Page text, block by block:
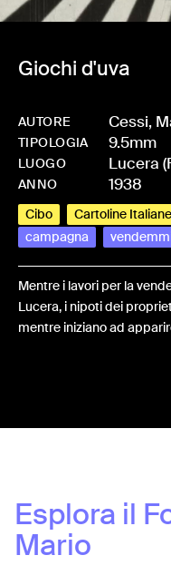
Giochi d'uva
AUTORE Cessi,
TIPOLOGIA 9.5mm
LUOGO Lucera
ANNO 1938
Cibo Cartoline Italiane
campagna
Mentre i lavori per la
Lucera, i nipoti dei
mentre iniziano ad
Esplora il
Mario